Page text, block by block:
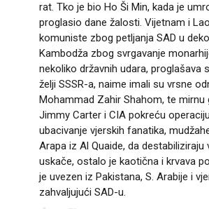
rat. Tko je bio Ho Ši Min, kada je
proglasio dane žalosti. Vijetnam i
komuniste zbog petljanja SAD u
Kambodža zbog svrgavanje
nekoliko državnih udara, proglašava
želji SSSR-a, naime imali su vrsne
Mohammad Zahir Shahom, te mirnu
Jimmy Carter i CIA pokreću
ubacivanje vjerskih fanatika,
Arapa iz Al Quaide, da destabiliziraju
uskače, ostalo je kaotična i krvava
je uvezen iz Pakistana, S. Arabije i
zahvaljujući SAD-u.